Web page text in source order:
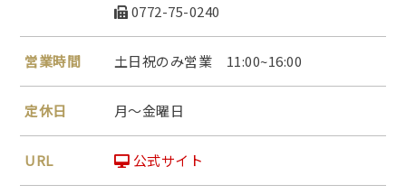
0772-75-0240
営業時間 土日祝のみ営業 11:00~16:00
定休日 月～金曜日
URL 公式サイト